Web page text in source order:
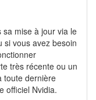
mise à jour via le
si vous avez besoin
très récente ou un
toute dernière
officiel Nvidia.